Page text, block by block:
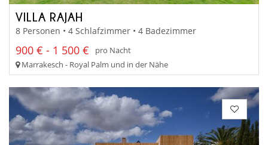
VILLA RAJAH
8 Personen • 4 Schlafzimmer • 4 Badezimmer
900 € - 1 500 €
pro Nacht
Marrakesch - Royal Palm und in der Nähe